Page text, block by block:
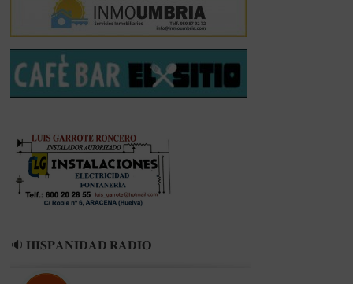
de
Lepe
apuesta
por
el
centrocampista
Ritoré
🔉 𝐇𝐈𝐒𝐏𝐀𝐍𝐈𝐃𝐀𝐃 𝐑𝐀𝐃𝐈𝐎